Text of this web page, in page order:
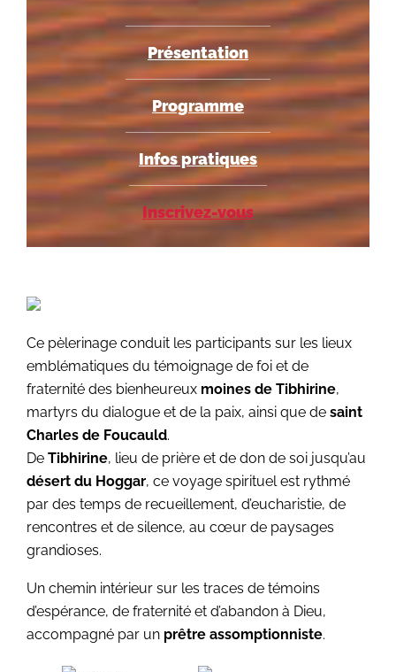
Présentation
Programme
Infos pratiques
Inscrivez-vous
Ce pèlerinage conduit les participants sur les lieux
emblématiques du témoignage de foi et de
fraternité des bienheureux moines de Tibhirine,
martyrs du dialogue et de la paix, ainsi que desaint
Charles de Foucauld.
DeTibhirine, lieu de prière et de don de soi jusqu’au
désert du Hoggar, ce voyage spirituel est rythmé
par des temps de recueillement, d’eucharistie, de
rencontres et de silence, au cœur de paysages
grandioses.
Un chemin intérieur sur les traces de témoins
d’espérance, de fraternité et d’abandon à Dieu,
accompagné par un prêtre assomptionniste.